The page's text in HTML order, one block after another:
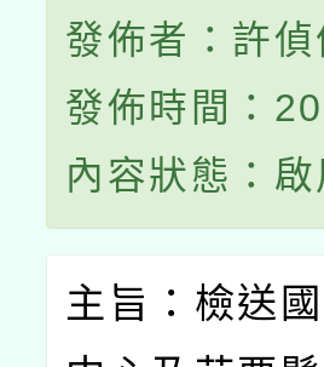
發佈者：許偵
發佈時間：
內容狀態：啟
主旨：檢送